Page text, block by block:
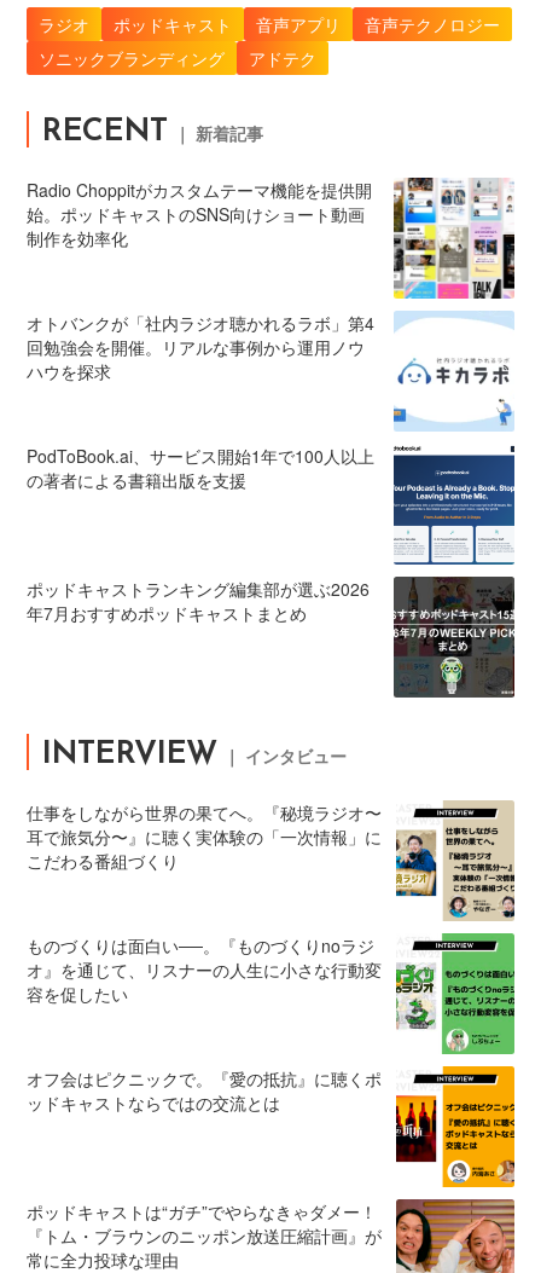
ラジオ ポッドキャスト 音声アプリ
音声テクノロジー
ソニックブランディング
アドテク
RECENT ｜ 新着記事
Radio Choppitがカスタムテーマ機能を提供開
始。ポッドキャストのSNS向けショート動画
制作を効率化
オトバンクが「社内ラジオ聴かれるラボ」第4
回勉強会を開催。リアルな事例から運用ノウ
ハウを探求
PodToBook.ai、サービス開始1年で100人以上
の著者による書籍出版を支援
ポッドキャストランキング編集部が選ぶ2026
年7月おすすめポッドキャストまとめ
INTERVIEW ｜ インタビュー
仕事をしながら世界の果てへ。『秘境ラジオ〜
耳で旅気分〜』に聴く実体験の「一次情報」に
こだわる番組づくり
ものづくりは面白い──。『ものづくりnoラジ
オ』を通じて、リスナーの人生に小さな行動変
容を促したい
オフ会はピクニックで。『愛の抵抗』に聴くポ
ッドキャストならではの交流とは
ポッドキャストは“ガチ”でやらなきゃダメー！
『トム・ブラウンのニッポン放送圧縮計画』が
常に全力投球な理由